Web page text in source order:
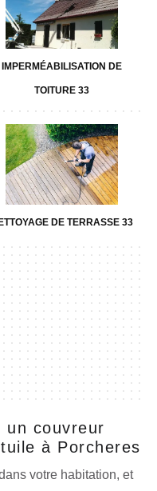
IMPERMÉABILISATION DE
TOITURE 33
DE TERRASSE 33
un couvreur
à Porcheres
votre habitation, et